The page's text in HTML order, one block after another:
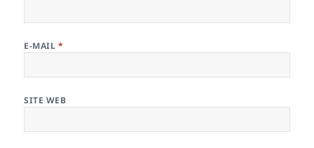
E-MAIL *
SITE WEB